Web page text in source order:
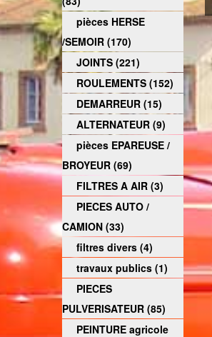
pièces HERSE
/SEMOIR (170)
JOINTS (221)
ROULEMENTS (152)
DEMARREUR (15)
ALTERNATEUR (9)
pièces EPAREUSE /
BROYEUR (69)
FILTRES A AIR (3)
PIECES AUTO /
CAMION (33)
filtres divers (4)
travaux publics (1)
PIECES
PULVERISATEUR (85)
PEINTURE agricole